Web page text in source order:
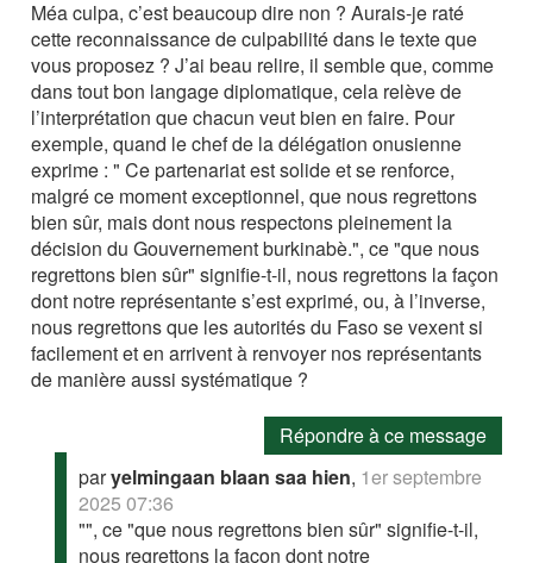
Méa culpa, c’est beaucoup dire non ? Aurais-je raté
cette reconnaissance de culpabilité dans le texte que
vous proposez ? J’ai beau relire, il semble que, comme
dans tout bon langage diplomatique, cela relève de
l’interprétation que chacun veut bien en faire. Pour
exemple, quand le chef de la délégation onusienne
exprime : " Ce partenariat est solide et se renforce,
malgré ce moment exceptionnel, que nous regrettons
bien sûr, mais dont nous respectons pleinement la
décision du Gouvernement burkinabè.", ce "que nous
regrettons bien sûr" signifie-t-il, nous regrettons la façon
dont notre représentante s’est exprimé, ou, à l’inverse,
nous regrettons que les autorités du Faso se vexent si
facilement et en arrivent à renvoyer nos représentants
de manière aussi systématique ?
Répondre à ce message
paryelmingaan blaan saa hien, 1er septembre
2025 07:36
"", ce "que nous regrettons bien sûr" signifie-t-il,
nous regrettons la façon dont notre